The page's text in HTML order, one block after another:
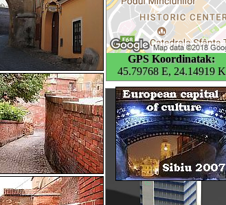
GPS Koordinatak:
45.79768 E, 24.14919 K